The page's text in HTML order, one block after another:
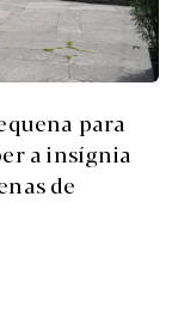
para
a insígnia
de